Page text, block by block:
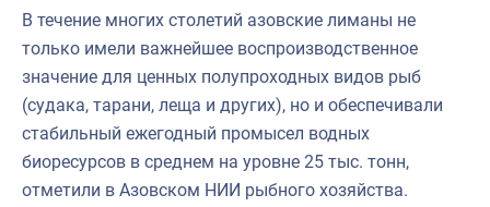
Большая африканская экспедиция
Укрепление духовно-нравственных ценностей
В течение многих столетий азовские лиманы не
только имели важнейшее воспроизводственное
значение для ценных полупроходных видов рыб
(судака, тарани, леща и других), но и обеспечивали
стабильный ежегодный промысел водных
биоресурсов в среднем на уровне 25 тыс. тонн,
отметили в Азовском НИИ рыбного хозяйства.